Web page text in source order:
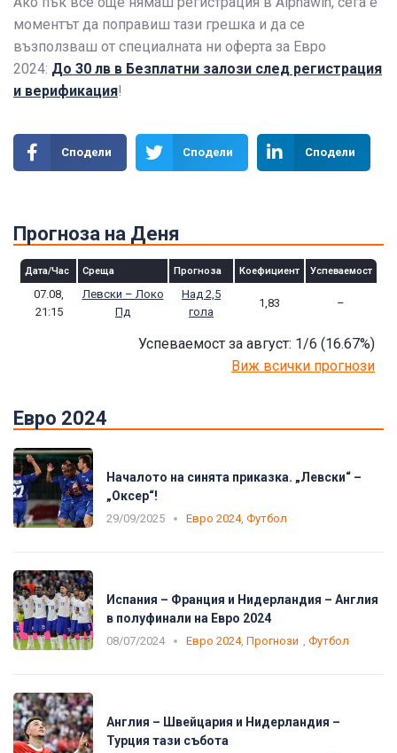
моментът да поправиш тази грешка и да се
възползваш от специалната ни оферта за Евро
2024: До 30 лв в Безплатни залози след регистрация
и верификация!
Сподели Сподели Сподели
Прогноза на Деня
Дата/Час Среща Прогноза Коефициент Успеваемост
07.08,
21:15
Левски – Локо
Пд
Над 2,5
гола
1,83 –
Успеваемост за август: 1/6 (16.67%)
Виж всички прогнози
Евро 2024
Началото на синята приказка. „Левски“ –
„Оксер“!
29/09/2025 Евро 2024, Футбол
Испания – Франция и Нидерландия – Англия
в полуфинали на Евро 2024
08/07/2024 Евро 2024, Прогнози Футбол
Англия – Швейцария и Нидерландия –
Турция тази събота